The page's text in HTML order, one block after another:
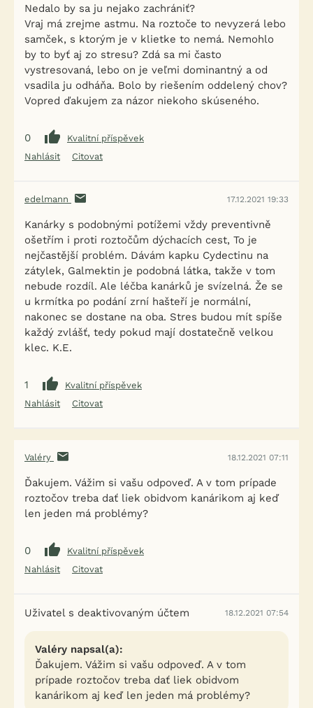
Nedalo by sa ju nejako zachrániť?
Vraj má zrejme astmu. Na roztoče to nevyzerá lebo
samček, s ktorým je v klietke to nemá. Nemohlo
by to byť aj zo stresu? Zdá sa mi často
vystresovaná, lebo on je veľmi dominantný a od
vsadila ju odháňa. Bolo by riešením oddelený chov?
Vopred ďakujem za názor niekoho skúseného.
0
Kvalitní příspěvek
Nahlásit
Citovat
edelmann 17.12.2021 19:33
Kanárky s podobnými potížemi vždy preventivně
ošetřím i proti roztočům dýchacích cest, To je
nejčastější problém. Dávám kapku Cydectinu na
zátylek, Galmektin je podobná látka, takže v tom
nebude rozdíl. Ale léčba kanárků je svízelná. Že se
u krmítka po podání zrní hašteří je normální,
nakonec se dostane na oba. Stres budou mít spíše
každý zvlášť, tedy pokud mají dostatečně velkou
klec. K.E.
1
Kvalitní příspěvek
Nahlásit
Citovat
Valéry 18.12.2021 07:11
Ďakujem. Vážim si vašu odpoveď. A v tom prípade
roztočov treba dať liek obidvom kanárikom aj keď
len jeden má problémy?
0
Kvalitní příspěvek
Nahlásit
Citovat
Uživatel s deaktivovaným účtem 18.12.2021 07:54
Valéry napsal(a):
Ďakujem. Vážim si vašu odpoveď. A v tom
prípade roztočov treba dať liek obidvom
kanárikom aj keď len jeden má problémy?